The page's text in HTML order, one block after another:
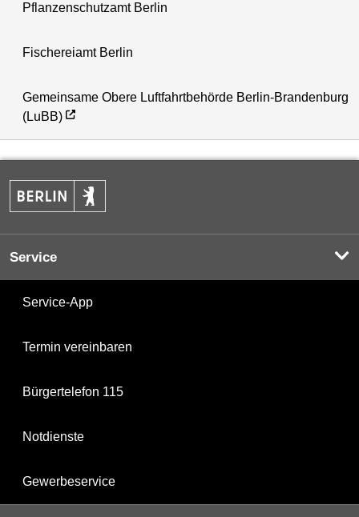
Pflanzenschutzamt Berlin
Fischereiamt Berlin
Gemeinsame Obere Luftfahrtbehörde Berlin-Brandenburg
(LuBB)
Service
Service-App
Termin vereinbaren
Bürgertelefon 115
Notdienste
Gewerbeservice